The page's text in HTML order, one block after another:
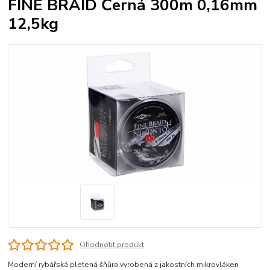
FINE BRAID Černá 300m 0,16mm
12,5kg
Ohodnotit produkt
Moderní rybářská pletená šňůra vyrobená z jakostních mikrovláken